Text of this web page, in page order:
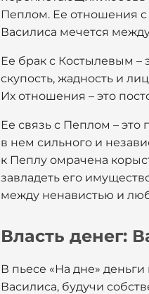
Пеплом. Ее отношения
Василиса мечется
Ее брак с Костылевым –
скупость, жадность и
Их отношения – это
Ее связь с Пеплом – это
в нем сильного и
к Пеплу омрачена
завладеть его
между ненавистью и
Власть денег:
В пьесе «На дне»
Василиса, будучи